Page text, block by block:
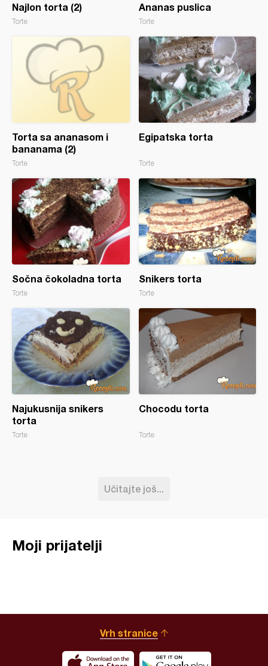
Najlon torta (2)
Torte
Ananas puslica
Torte
Torta sa ananasom i
bananama (2)
Torte
Egipatska torta
Torte
Sočna čokoladna torta
Torte
Snikers torta
Torte
Najukusnija snikers
torta
Torte
Chocodu torta
Torte
Učitajte još...
Moji prijatelji
Vrh stranice